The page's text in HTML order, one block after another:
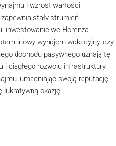
i wzrost wartości
stały strumień
inwestowanie we Florenza
wynajem wakacyjny, czy
dochodu pasywnego uznają tę
i ciągłego rozwoju infrastruktury
umacniając swoją reputację
lukratywną okazję.